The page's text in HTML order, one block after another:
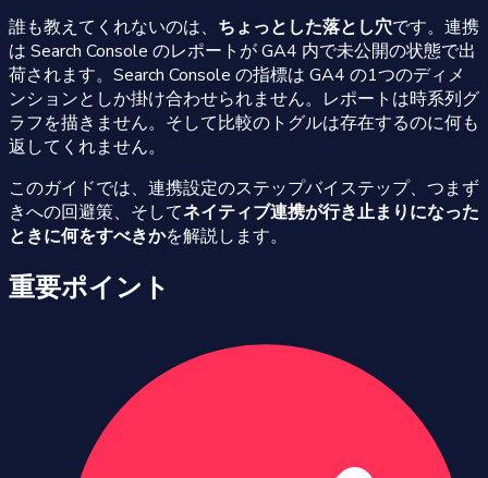
誰も教えてくれないのは、 ちょっとした落とし穴です。連携
は Search Console のレポートが GA4 内で未公開の状態で出
荷されます。Search Console の指標は GA4 の1つのディメ
ンションとしか掛け合わせられません。レポートは時系列グ
ラフを描きません。そして比較のトグルは存在するのに何も
返してくれません。
このガイドでは、連携設定のステップバイステップ、つまず
きへの回避策、そしてネイティブ連携が行き止まりになった
ときに何をすべきかを解説します。
重要ポイント